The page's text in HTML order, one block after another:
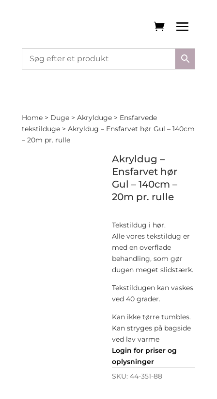
Home> Duge> Akrylduge> Ensfarvede
tekstilduge> Akryldug – Ensfarvet hør Gul – 140cm
– 20m pr. rulle
Akryldug –
Ensfarvet hør
Gul – 140cm –
20m pr. rulle
Tekstildug i hør.
Alle vores tekstildug er
med en overflade
behandling, som gør
dugen meget slidstærk.
Tekstildugen kan vaskes
ved 40 grader.
Kan ikke tørre tumbles.
Kan stryges på bagside
ved lav varme
Login for priser og
oplysninger
SKU:44-351-88